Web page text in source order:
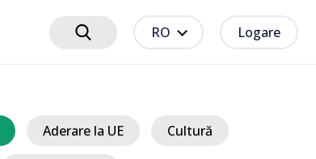
RO Logare
Aderare la UE Cultură